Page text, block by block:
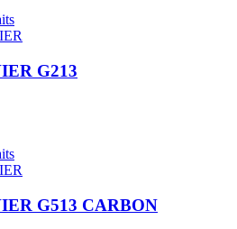
G213
G513 CARBON